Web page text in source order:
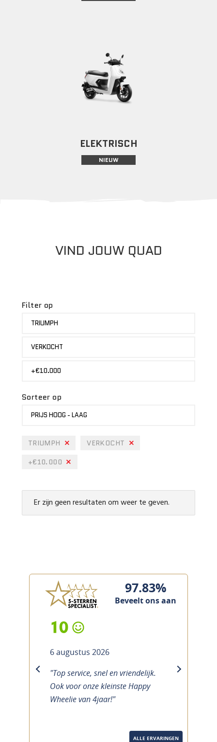
ELEKTRISCH
NIEUW
VIND JOUW QUAD
Filter op
TRIUMPH
VERKOCHT
+€10.000
Sorteer op
PRIJS HOOG - LAAG
TRIUMPH
VERKOCHT
+€10.000
Er zijn geen resultaten om weer te geven.
97.83%
Beveelt ons aan
10
6 augustus 2026
"Top service, snel en vriendelijk.
Ook voor onze kleinste Happy
Wheelie van 4jaar!"
previous next
ALLE ERVARINGEN